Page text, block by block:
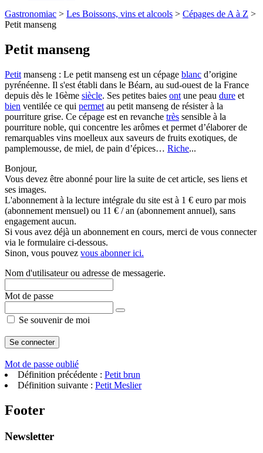
Gastronomiac > Les Boissons, vins et alcools > Cépages de A à Z >
Petit manseng
Petit manseng
Petit manseng : Le petit manseng est un cépage blanc d’origine
pyrénéenne. Il s'est établi dans le Béarn, au sud-ouest de la France
depuis dès le 16ème siècle. Ses petites baies ont une peau dure et
bien ventilée ce qui permet au petit manseng de résister à la
pourriture grise. Ce cépage est en revanche très sensible à la
pourriture noble, qui concentre les arômes et permet d’élaborer de
remarquables vins moelleux aux saveurs de fruits exotiques, de
pamplemousse, de miel, de pain d’épices… Riche...
Bonjour,
Vous devez être abonné pour lire la suite de cet article, ses liens et
ses images.
L'abonnement à la lecture intégrale du site est à 1 € euro par mois
(abonnement mensuel) ou 11 € / an (abonnement annuel), sans
engagement aucun.
Si vous avez déjà un abonnement en cours, merci de vous connecter
via le formulaire ci-dessous.
Sinon, vous pouvez vous abonner ici.
Nom d'utilisateur ou adresse de messagerie.
Mot de passe
Se souvenir de moi
Mot de passe oublié
Définition précédente : Petit brun
Définition suivante : Petit Meslier
Footer
Newsletter